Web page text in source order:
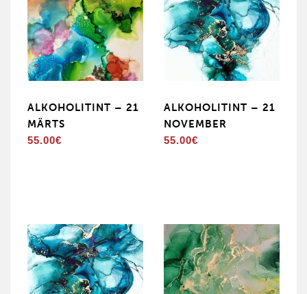
ALKOHOLITINT – 21
MÄRTS
55.00€
ALKOHOLITINT – 21
NOVEMBER
55.00€